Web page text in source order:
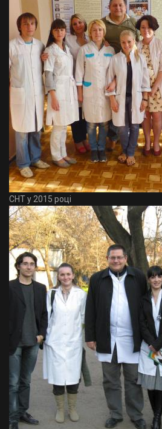
СНТ у 2015 році